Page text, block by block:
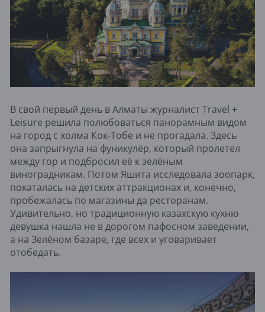
В свой первый день в Алматы журналист Travel +
Leisure решила полюбоваться панорамным видом
на город с холма Кок-Тобе и не прогадала. Здесь
она запрыгнула на фуникулёр, который пролетел
между гор и подбросил её к зелёным
виноградникам. Потом Яшита исследовала зоопарк,
покаталась на детских аттракционах и, конечно,
пробежалась по магазины да ресторанам.
Удивительно, но традиционную казахскую кухню
девушка нашла не в дорогом пафосном заведении,
а на Зелёном базаре, где всех и уговаривает
отобедать.